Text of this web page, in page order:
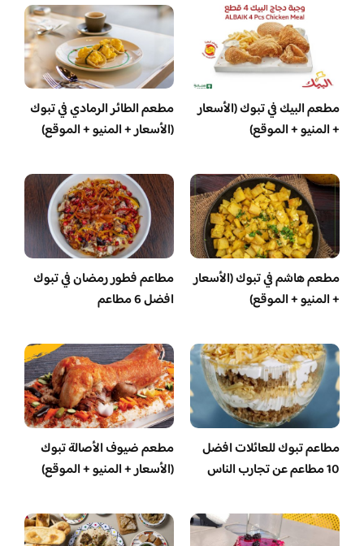
مطعم البيك في تبوك (الأسعار
+ المنيو + الموقع)
مطعم الطائر الرمادي في تبوك
(الأسعار + المنيو + الموقع)
مطعم هاشم في تبوك (الأسعار
+ المنيو + الموقع)
مطاعم فطور رمضان في تبوك
افضل 6 مطاعم
مطاعم تبوك للعائلات افضل
10 مطاعم عن تجارب الناس
مطعم ضيوف الأصالة تبوك
(الأسعار + المنيو + الموقع)